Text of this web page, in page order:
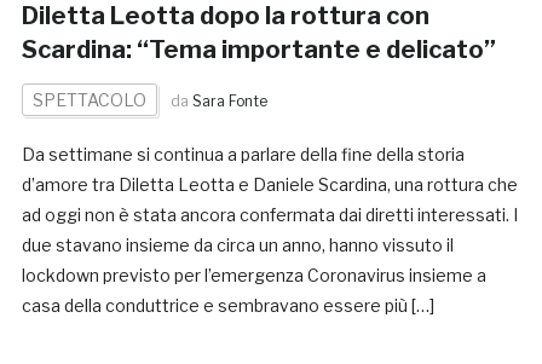
Diletta Leotta dopo la rottura con
Scardina: “Tema importante e delicato”
SPETTACOLO da Sara Fonte
Da settimane si continua a parlare della fine della storia
d’amore tra Diletta Leotta e Daniele Scardina, una rottura che
ad oggi non è stata ancora confermata dai diretti interessati. I
due stavano insieme da circa un anno, hanno vissuto il
lockdown previsto per l’emergenza Coronavirus insieme a
casa della conduttrice e sembravano essere più […]